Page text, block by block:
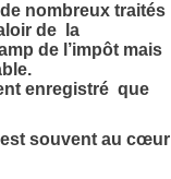
nombreux traités
de la
de l’impôt mais
enregistré que
est souvent au cœur